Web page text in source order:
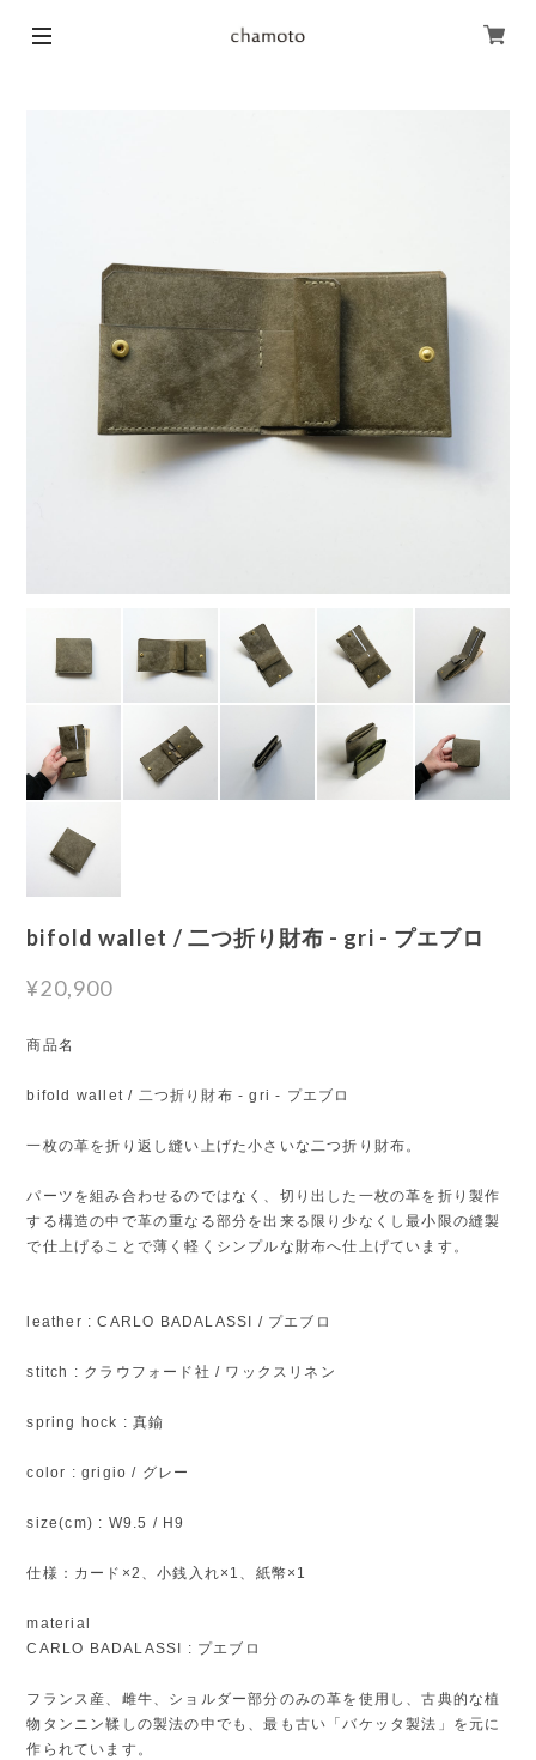
bifold wallet / 二つ折り財布 - gri - プエブロ
¥20,900
商品名
bifold wallet / 二つ折り財布 - gri - プエブロ
一枚の革を折り返し縫い上げた小さいな二つ折り財布。
パーツを組み合わせるのではなく、切り出した一枚の革を折り製作
する構造の中で革の重なる部分を出来る限り少なくし最小限の縫製
で仕上げることで薄く軽くシンプルな財布へ仕上げています。
leather : CARLO BADALASSI / プエブロ
stitch : クラウフォード社 / ワックスリネン
spring hock : 真鍮
color : grigio / グレー
size(cm) : W9.5 / H9
仕様：カード×2、小銭入れ×1、紙幣×1
material
CARLO BADALASSI : プエブロ
フランス産、雌牛、ショルダー部分のみの革を使用し、古典的な植
物タンニン鞣しの製法の中でも、最も古い「バケッタ製法」を元に
作られています。